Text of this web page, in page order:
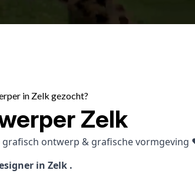
in Zelk gezocht?
Zelk
ontwerp & grafische vormgeving
in Zelk .